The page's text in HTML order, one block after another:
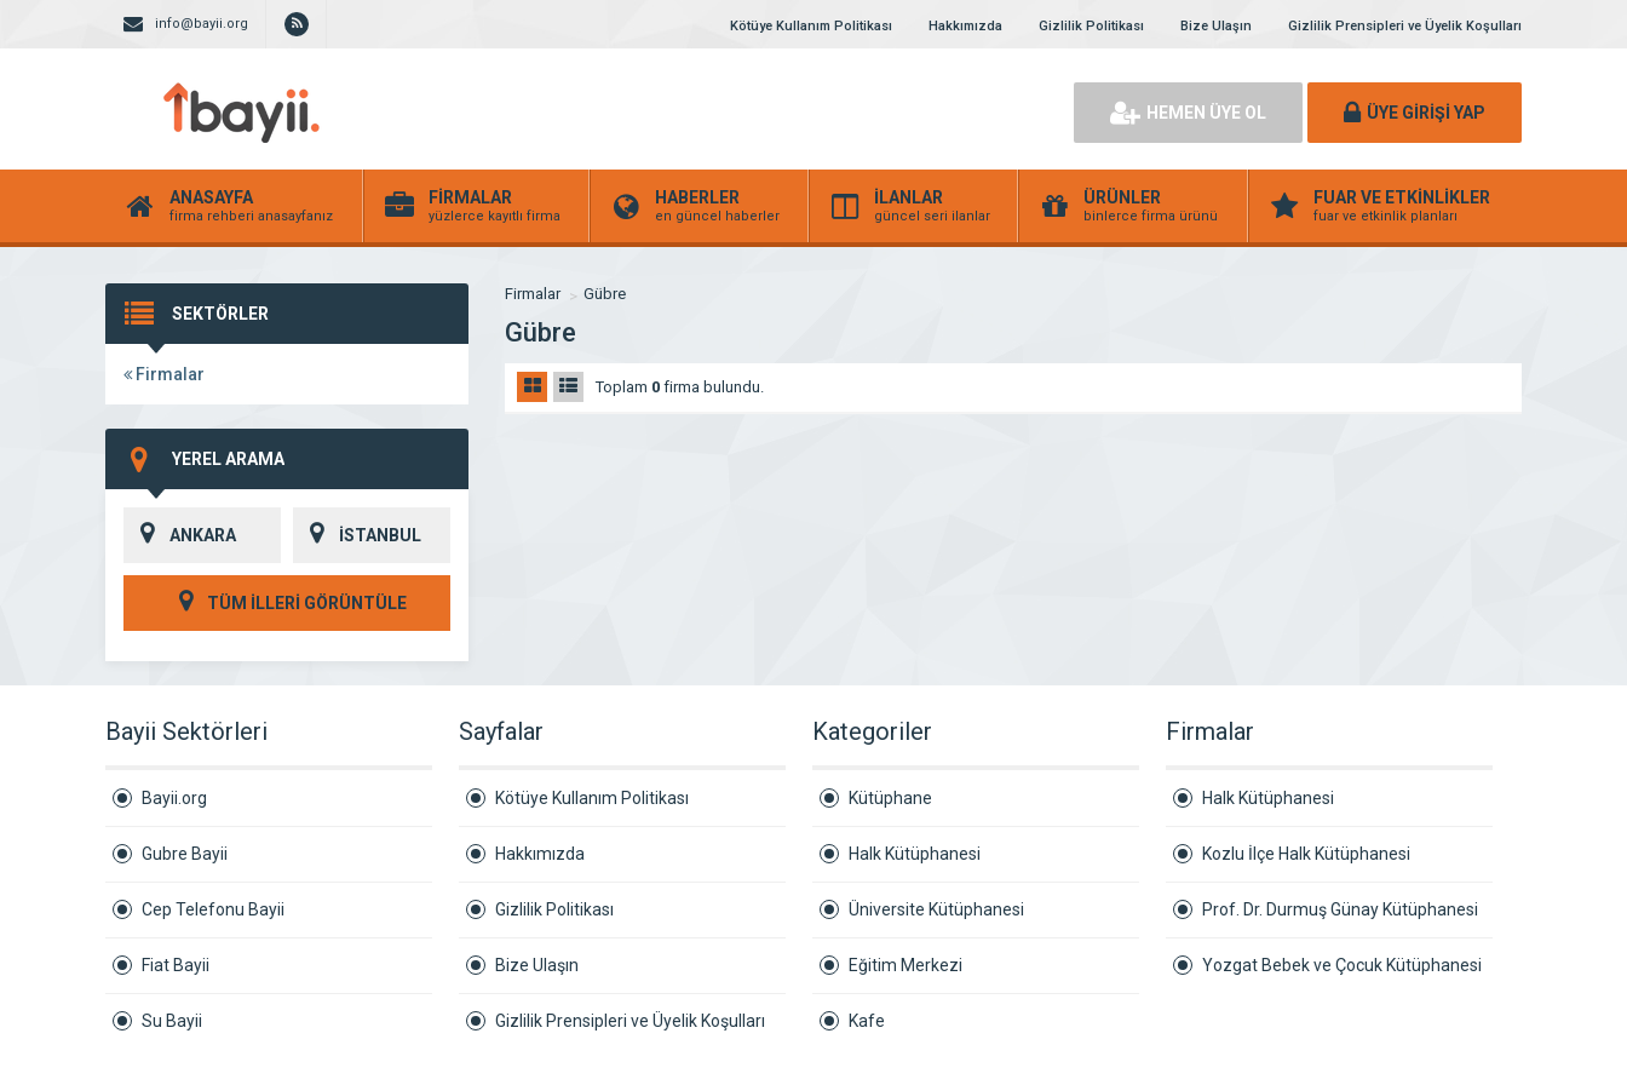
info@bayii.org Kötüye Kullanım Politikası Hakkımızda Gizlilik Politikası Bize Ulaşın Gizlilik Prensipleri ve Üyelik Koşulları
HEMEN ÜYE OL ÜYE GİRİŞİ YAP
ANASAYFA
firma rehberi anasayfanız
FİRMALAR
yüzlerce kayıtlı firma
HABERLER
en güncel haberler
İLANLAR
güncel seri ilanlar
ÜRÜNLER
binlerce firma ürünü
FUAR VE ETKİNLİKLER
fuar ve etkinlik planları
SEKTÖRLER
Firmalar
YEREL ARAMA
ANKARA İSTANBUL
TÜM İLLERİ GÖRÜNTÜLE
Firmalar Gübre
Gübre
Toplam 0 firma bulundu.
Bayii Sektörleri
Bayii.org
Gubre Bayii
Cep Telefonu Bayii
Fiat Bayii
Su Bayii
Sayfalar
Kötüye Kullanım Politikası
Hakkımızda
Gizlilik Politikası
Bize Ulaşın
Gizlilik Prensipleri ve Üyelik Koşulları
Kategoriler
Kütüphane
Halk Kütüphanesi
Üniversite Kütüphanesi
Eğitim Merkezi
Kafe
Firmalar
Halk Kütüphanesi
Kozlu İlçe Halk Kütüphanesi
Prof. Dr. Durmuş Günay Kütüphanesi
Yozgat Bebek ve Çocuk Kütüphanesi